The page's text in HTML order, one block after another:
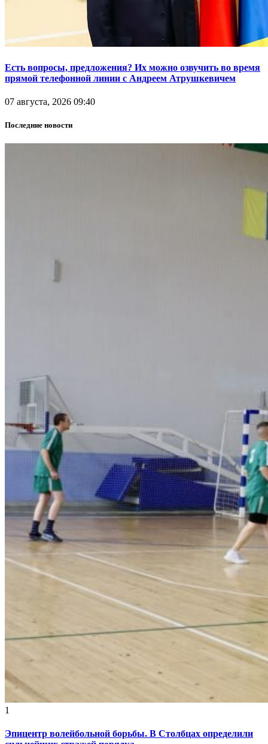
Есть вопросы, предложения? Их можно озвучить во время
прямой телефонной линии с Андреем Атрушкевичем
07 августа, 2026 09:40
Последние новости
1
Эпицентр волейбольной борьбы. В Столбцах определили